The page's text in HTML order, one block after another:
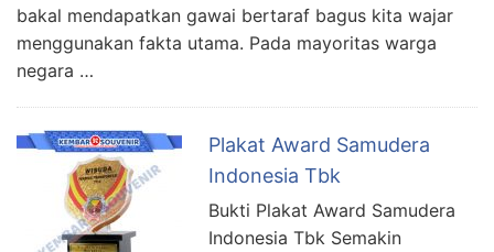
bakal mendapatkan gawai bertaraf bagus kita wajar
menggunakan fakta utama. Pada mayoritas warga
negara …
Plakat Award Samudera
Indonesia Tbk
Bukti Plakat Award Samudera
Indonesia Tbk Semakin